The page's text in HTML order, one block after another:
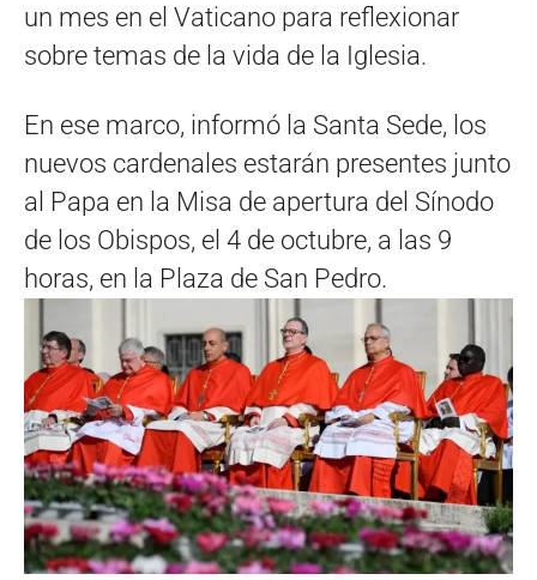
un mes en el Vaticano para reflexionar
sobre temas de la vida de la Iglesia.
En ese marco, informó la Santa Sede, los
nuevos cardenales estarán presentes junto
al Papa en la Misa de apertura del Sínodo
de los Obispos, el 4 de octubre, a las 9
horas, en la Plaza de San Pedro.